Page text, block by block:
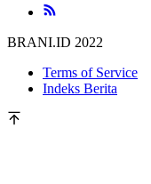
BRANI.ID 2022
Terms of Service
Indeks Berita